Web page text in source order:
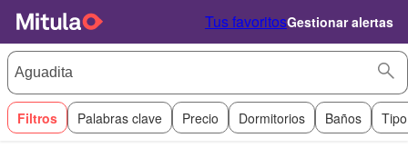
Tus favoritosGestionar alertas
Filtros Palabras clave Precio Dormitorios Baños